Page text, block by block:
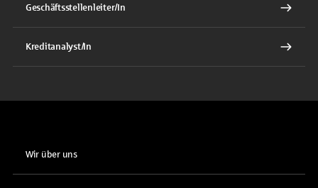
Geschäftsstellenleiter/In
Kreditanalyst/In
Wir über uns